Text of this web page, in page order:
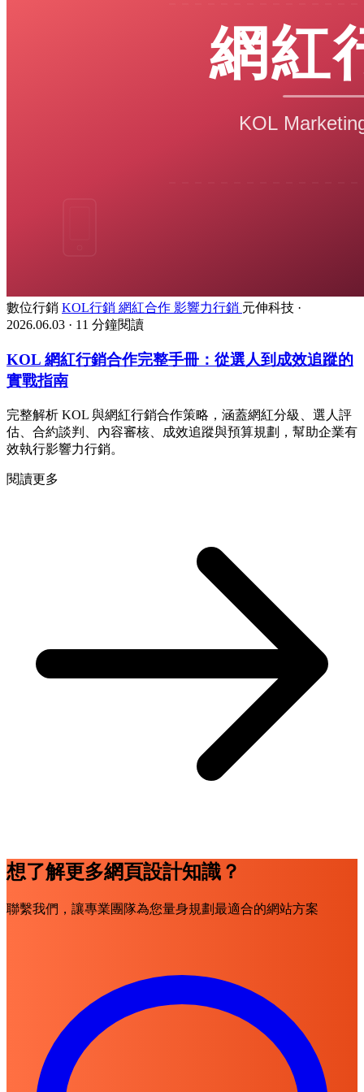
數位行銷 KOL行銷 網紅合作 影響力行銷 元伸科技 ·
2026.06.03 · 11 分鐘閱讀
KOL 網紅行銷合作完整手冊：從選人到成效追蹤的
實戰指南
完整解析 KOL 與網紅行銷合作策略，涵蓋網紅分級、選人評
估、合約談判、內容審核、成效追蹤與預算規劃，幫助企業有
效執行影響力行銷。
閱讀更多
想了解更多網頁設計知識？
聯繫我們，讓專業團隊為您量身規劃最適合的網站方案